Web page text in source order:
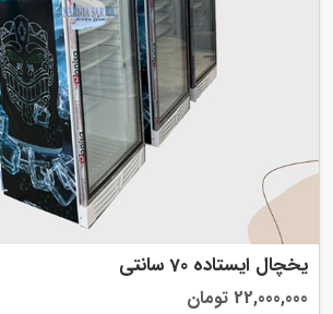
یخچال ایستاده 70 سانتی
22,000,000 تومان